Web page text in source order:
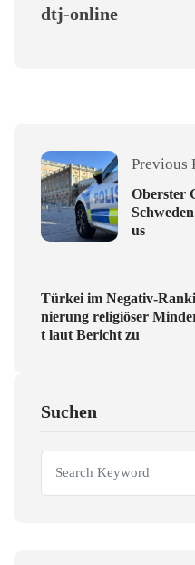
dtj-online
Previous
Oberster
us
Türkei im Negativ-
nierung religiöser
t laut Bericht zu
Suchen